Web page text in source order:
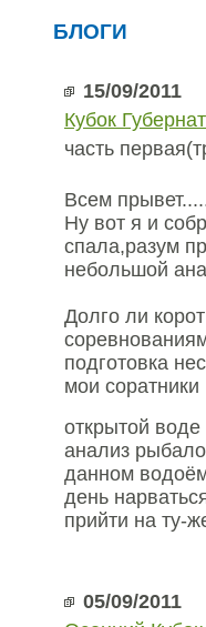
БЛОГИ
15/09/2011
Кубок
часть
Всем
Ну вот я и
спала,разум
небольшой
Долго ли
подготовка
мои
открытой
анализ
данном
день
прийти на ту-
05/09/2011